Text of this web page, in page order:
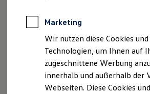
Rekuperation
Laden unterwegs
Laden Zuhause
Ladestationen finden
Ladezeitensimulator
Batterie
Sicherheit
Begeistert. Der neue
vollelektrische ID.
Marketing
Wir nutzen diese Cookies
Technologien, um Ihnen auf
zugeschnittene Werbung
innerhalb und außerhalb der
Webseiten. Diese Cookies